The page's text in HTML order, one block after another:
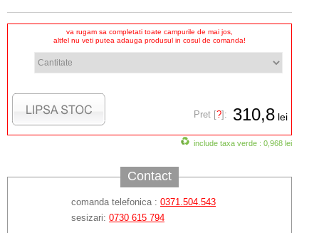
va rugam sa completati toate campurile de mai jos,
altfel nu veti putea adauga produsul in cosul de comanda!
Pret [?]: 310,8 lei
include taxa verde : 0,968 lei
Contact
comanda telefonica : 0371.504.543
sesizari: 0730 615 794